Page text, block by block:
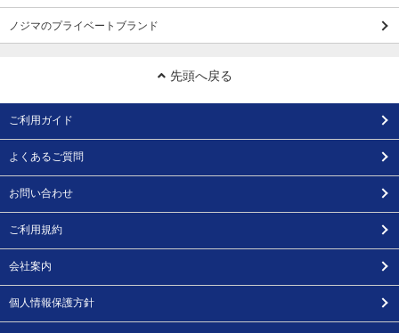
ノジマのプライベートブランド
先頭へ戻る
ご利用ガイド
よくあるご質問
お問い合わせ
ご利用規約
会社案内
個人情報保護方針